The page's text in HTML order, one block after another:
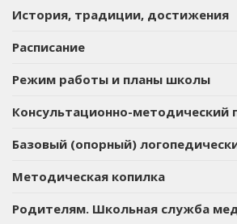
История, традиции, достижения
Расписание
Режим работы и планы школы
Консультационно-методический
Базовый (опорный)
Методическая копилка
Родителям. Школьная служба